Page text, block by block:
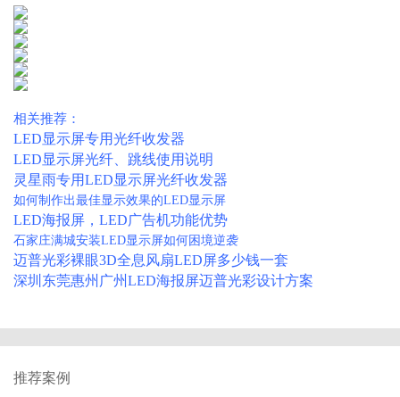
推荐案例
相关推荐‍‍‍：
LED显示屏专用光纤收发器
LED显示屏光纤、跳线使用说明
灵星雨专用LED显示屏光纤收发器‍
如何制作出最佳显示效果的LED显示屏
LED海报屏，LED广告机功能优势
石家庄满城安装LED显示屏如何困境逆袭
迈普光彩裸眼3D全息风扇LED屏多少钱一套
深圳东莞惠州广州LED海报屏迈普光彩设计方案